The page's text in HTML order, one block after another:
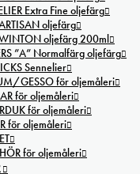
Extra Fine oljefärg
oljefärg
oljefärg 200ml
”A” Normalfärg oljefärg
Sennelier
GESSO för oljemåleri
för oljemåleri
för oljemåleri
för oljemåleri
för oljemåleri